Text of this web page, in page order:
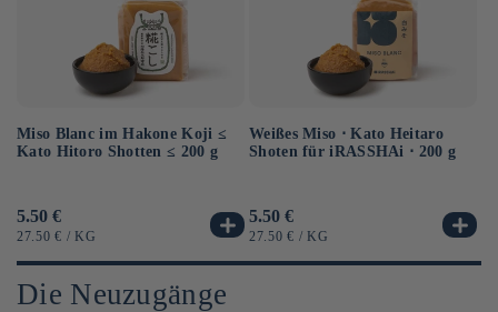
Miso Blanc im Hakone Koji ≤
Kato Hitoro Shotten ≤ 200 g
Normaler
Preis
5.50 €
GRUNDPREIS
27.50 € / PRO
KG
Weißes Miso ⋅ Kato Heitaro
Shoten für iRASSHAi ⋅ 200 g
Normaler
Preis
5.50 €
GRUNDPREIS
27.50 € / PRO
KG
Die Neuzugänge